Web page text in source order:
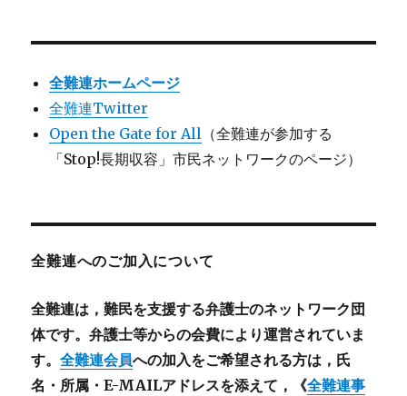
全難連ホームページ
全難連Twitter
Open the Gate for All （全難連が参加する
「Stop!長期収容」市民ネットワークのページ）
全難連へのご加入について
全難連は，難民を支援する弁護士のネットワーク団
体です。弁護士等からの会費により運営されていま
す。全難連会員への加入をご希望される方は，氏
名・所属・E-MAILアドレスを添えて，《全難連事